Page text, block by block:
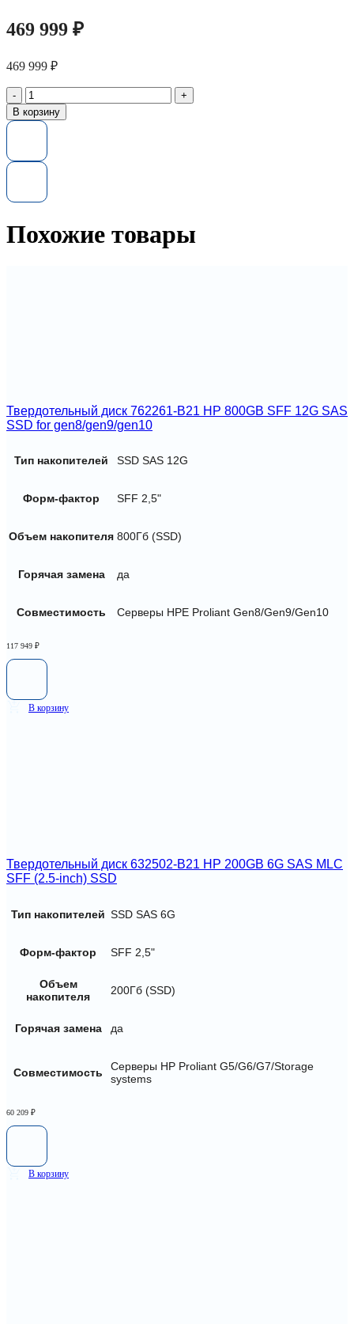
469 999 ₽
469 999 ₽
Количество
товара
Диск
MZILG15THBLA
15.36TB
SAS
NAND
В корзину
Похожие товары
Твердотельный диск 762261-B21 HP 800GB SFF 12G SAS
SSD for gen8/gen9/gen10
Тип накопителей SSD SAS 12G
Форм-фактор SFF 2,5"
Объем накопителя 800Гб (SSD)
Горячая замена да
Совместимость Серверы HPE Proliant Gen8/Gen9/Gen10
117 949 ₽
В корзину
Твердотельный диск 632502-B21 HP 200GB 6G SAS MLC
SFF (2.5-inch) SSD
Тип накопителей SSD SAS 6G
Форм-фактор SFF 2,5"
Объем
накопителя
200Гб (SSD)
Горячая замена да
Совместимость
Серверы HP Proliant G5/G6/G7/Storage
systems
60 209 ₽
В корзину